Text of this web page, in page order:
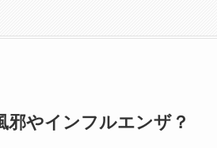
邪やインフルエンザ？